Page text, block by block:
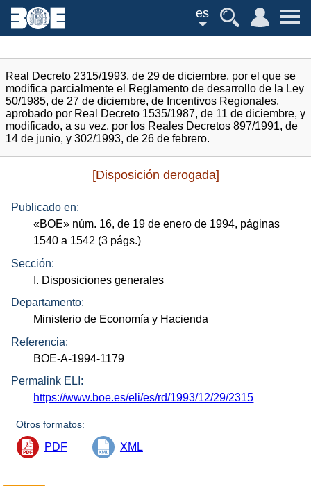
es
Real Decreto 2315/1993, de 29 de diciembre, por el que se
modifica parcialmente el Reglamento de desarrollo de la Ley
50/1985, de 27 de diciembre, de Incentivos Regionales,
aprobado por Real Decreto 1535/1987, de 11 de diciembre, y
modificado, a su vez, por los Reales Decretos 897/1991, de
14 de junio, y 302/1993, de 26 de febrero.
[Disposición derogada]
Publicado en:
«BOE» núm. 16, de 19 de enero de 1994, páginas
1540 a 1542 (3 págs.)
Sección:
I. Disposiciones generales
Departamento:
Ministerio de Economía y Hacienda
Referencia:
BOE-A-1994-1179
Permalink ELI:
https://www.boe.es/eli/es/rd/1993/12/29/2315
Otros formatos:
PDF XML